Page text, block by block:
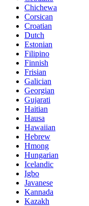
Chichewa
Corsican
Croatian
Dutch
Estonian
Filipino
Finnish
Frisian
Galician
Georgian
Gujarati
Haitian
Hausa
Hawaiian
Hebrew
Hmong
Hungarian
Icelandic
Igbo
Javanese
Kannada
Kazakh